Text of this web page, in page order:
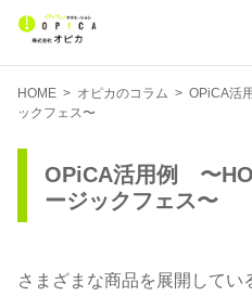
HOME > オピカのコラム > OPiCA活
ックフェス〜
OPiCA活用例 〜
ージックフェス〜
さまざまな商品を展開してい